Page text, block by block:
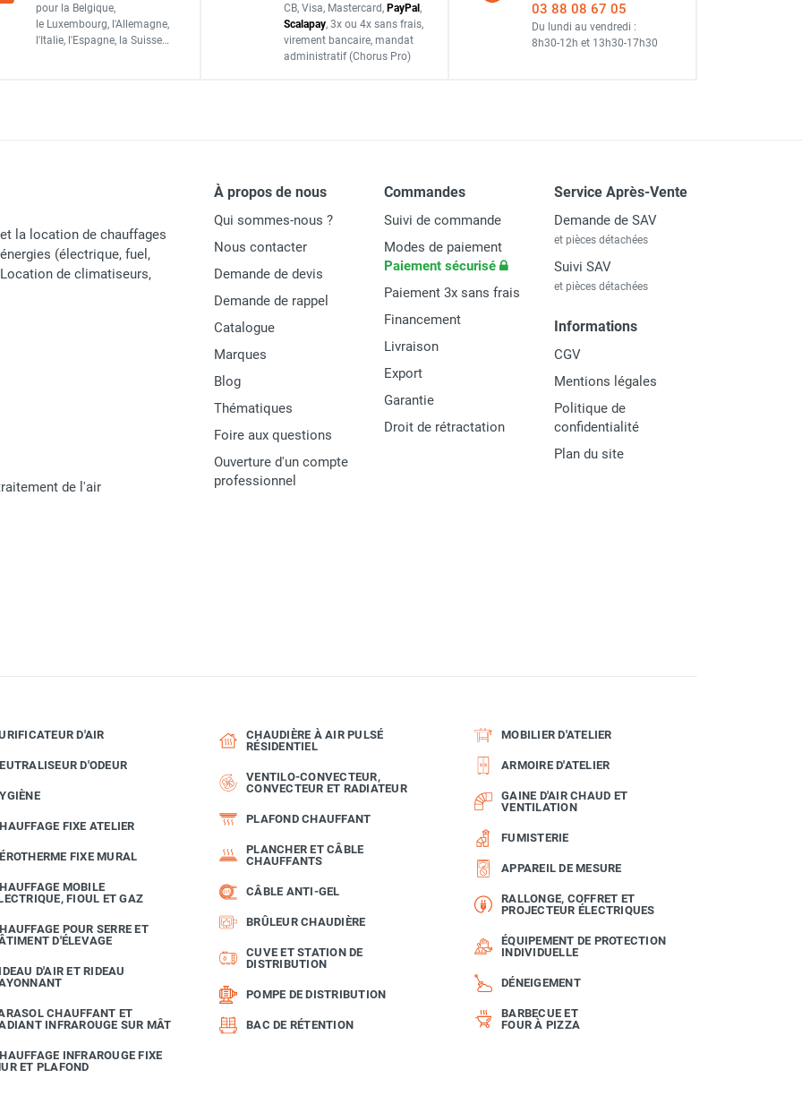
pour la Belgique,
le Luxembourg, l'Allemagne,
l'Italie, l'Espagne, la Suisse…
CB, Visa, Mastercard, PayPal ,
Scalapay, 3x ou 4x sans frais,
virement bancaire, mandat
administratif (Chorus Pro)
03 88 08 67 05
Du lundi au vendredi :
8h30-12h et 13h30-17h30
la location de chauffages
(électrique, fuel,
de climatiseurs,
de l'air
À propos de nous
Qui sommes-nous ?
Nous contacter
Demande de devis
Demande de rappel
Catalogue
Marques
Blog
Thématiques
Foire aux questions
Ouverture d'un compte
professionnel
Commandes
Suivi de commande
Modes de paiement
Paiement sécurisé
Paiement 3x sans frais
Financement
Livraison
Export
Garantie
Droit de rétractation
Service Après-Vente
Demande de SAV
et pièces détachées
Suivi SAV
et pièces détachées
Informations
CGV
Mentions légales
Politique de
confidentialité
Plan du site
D'AIR
D'ODEUR
FIXE ATELIER
FIXE MURAL
MOBILE
FIOUL ET GAZ
POUR SERRE ET
D'ÉLEVAGE
D'AIR ET RIDEAU
CHAUFFANT ET
INFRAROUGE SUR MÂT
INFRAROUGE FIXE
ET PLAFOND
CHAUDIÈRE À AIR PULSÉ
RÉSIDENTIEL
VENTILO-CONVECTEUR,
CONVECTEUR ET RADIATEUR
PLAFOND CHAUFFANT
PLANCHER ET CÂBLE
CHAUFFANTS
CÂBLE ANTI-GEL
BRÛLEUR CHAUDIÈRE
CUVE ET STATION DE
DISTRIBUTION
POMPE DE DISTRIBUTION
BAC DE RÉTENTION
MOBILIER D'ATELIER
ARMOIRE D'ATELIER
GAINE D'AIR CHAUD ET
VENTILATION
FUMISTERIE
APPAREIL DE MESURE
RALLONGE, COFFRET ET
PROJECTEUR ÉLECTRIQUES
ÉQUIPEMENT DE PROTECTION
INDIVIDUELLE
DÉNEIGEMENT
BARBECUE ET
FOUR À PIZZA